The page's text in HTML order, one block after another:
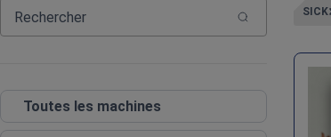
Toutes les machines
SICK